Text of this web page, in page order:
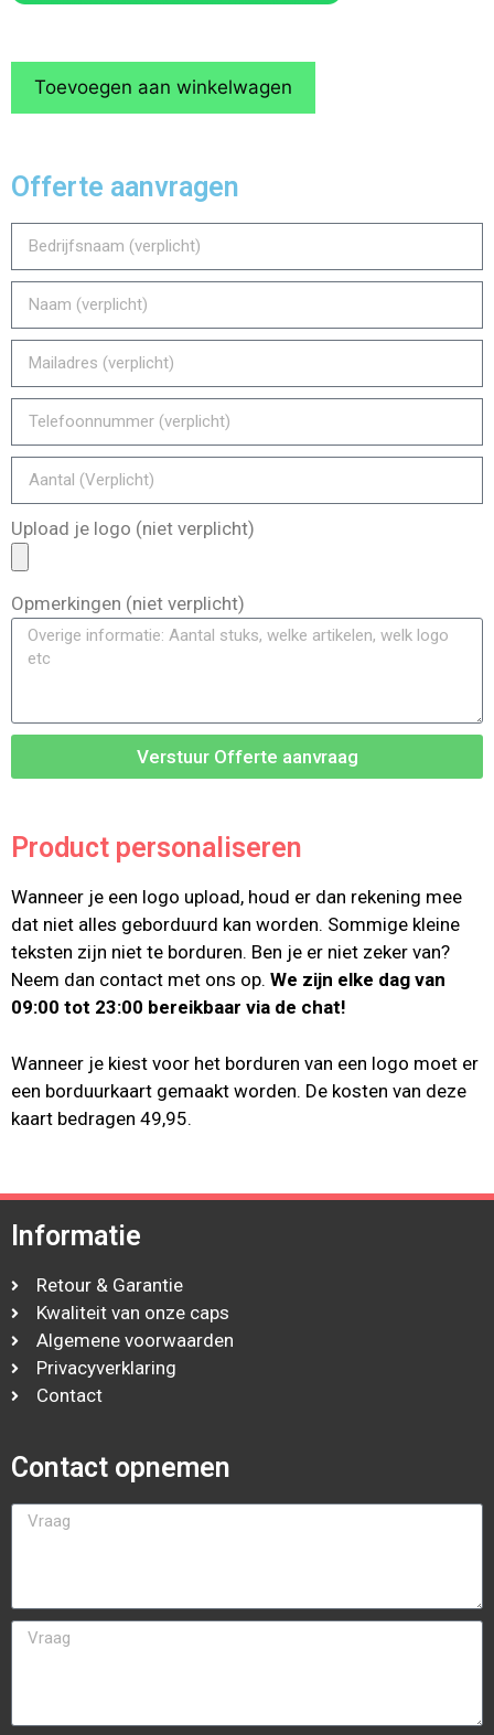
Toevoegen aan winkelwagen
Offerte aanvragen
Upload je logo (niet verplicht)
Opmerkingen (niet verplicht)
Verstuur Offerte aanvraag
Product personaliseren
Wanneer je een logo upload, houd er dan rekening mee
dat niet alles geborduurd kan worden. Sommige kleine
teksten zijn niet te borduren. Ben je er niet zeker van?
Neem dan contact met ons op. We zijn elke dag van
09:00 tot 23:00 bereikbaar via de chat!
Wanneer je kiest voor het borduren van een logo moet er
een borduurkaart gemaakt worden. De kosten van deze
kaart bedragen 49,95.
Informatie
Retour & Garantie
Kwaliteit van onze caps
Algemene voorwaarden
Privacyverklaring
Contact
Contact opnemen